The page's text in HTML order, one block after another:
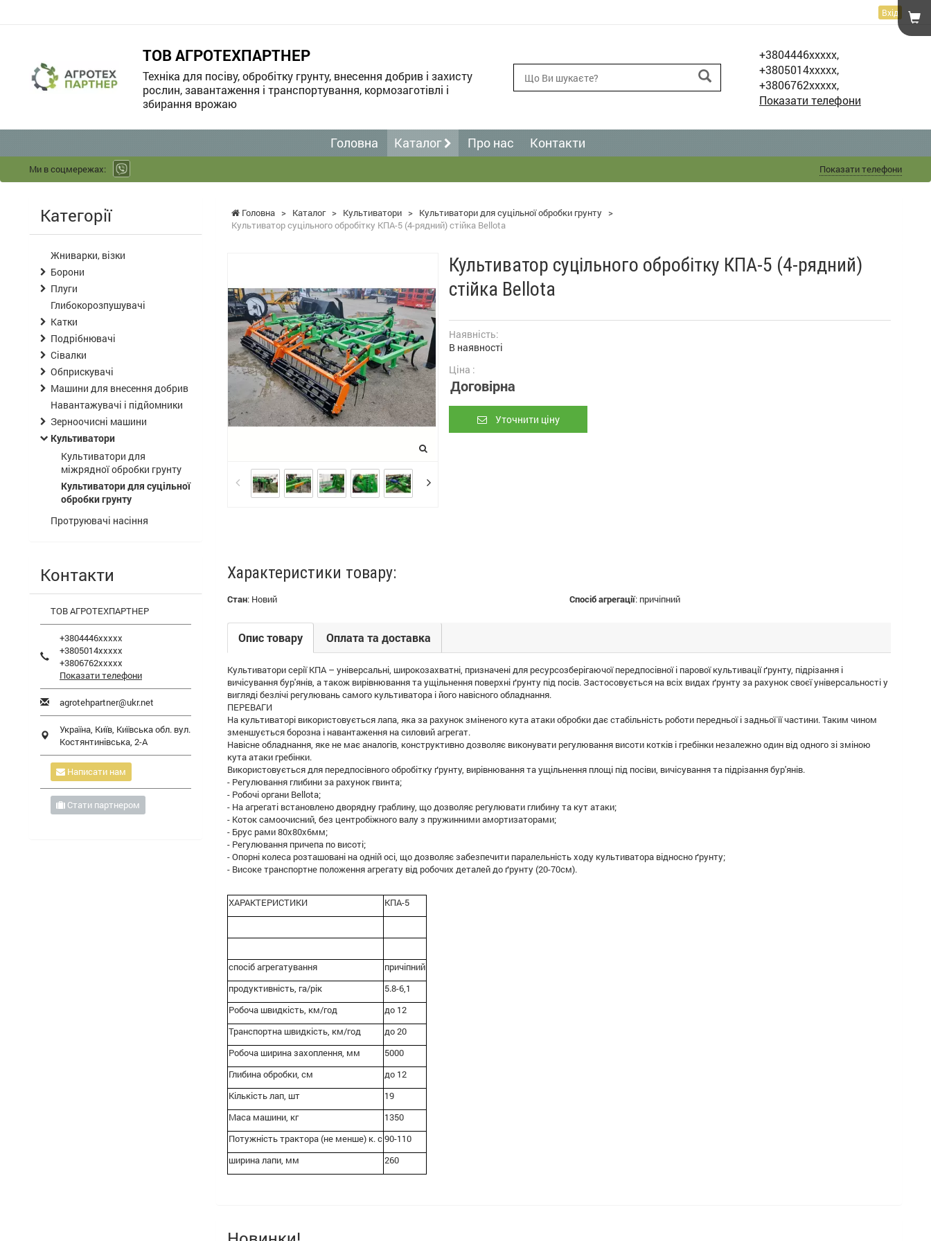
Вхід
ТОВ АГРОТЕХПАРТНЕР
Техніка для посіву, обробітку грунту, внесення добрив і захисту
рослин, завантаження і транспортування, кормозаготівлі і
збирання врожаю
+3804446xxxxx,
+3805014xxxxx,
+3806762xxxxx,
Показати телефони
Головна Каталог Про нас Контакти
Ми в соцмережах: Показати телефони
Головна > Каталог > Культиватори > Культиватори для суцільної обробки грунту >
Культиватор суцільного обробітку КПА-5 (4-рядний) стійка Bellota
Культиватор суцільного обробітку КПА-5 (4-рядний)
стійка Bellota
Наявність:
В наявності
Ціна :
Договірна
Уточнити ціну
Характеристики товару:
Стан: Новий Спосіб агрегації: причіпний
Опис товару Оплата та доставка
Культиватори серії КПА – універсальні, широкозахватні, призначені для ресурсозберігаючої передпосівної і парової культивації ґрунту, підрізання і
вичісування бур'янів, а також вирівнювання та ущільнення поверхні ґрунту під посів. Застосовується на всіх видах ґрунту за рахунок своєї універсальності у
вигляді безлічі регулювань самого культиватора і його навісного обладнання.
ПЕРЕВАГИ
На культиваторі використовується лапа, яка за рахунок зміненого кута атаки обробки дає стабільність роботи передньої і задньої її частини. Таким чином
зменшується борозна і навантаження на силовий агрегат.
Навісне обладнання, яке не має аналогів, конструктивно дозволяє виконувати регулювання висоти котків і гребінки незалежно один від одного зі зміною
кута атаки гребінки.
Використовується для передпосівного обробітку ґрунту, вирівнювання та ущільнення площі під посіви, вичісування та підрізання бур'янів.
- Регулювання глибини за рахунок гвинта;
- Робочі органи Bellota;
- На агрегаті встановлено дворядну граблину, що дозволяє регулювати глибину та кут атаки;
- Коток самоочисний, без центробіжного валу з пружинними амортизаторами;
- Брус рами 80х80х6мм;
- Регулювання причепа по висоті;
- Опорні колеса розташовані на одній осі, що дозволяє забезпечити паралельність ходу культиватора відносно ґрунту;
- Високе транспортне положення агрегату від робочих деталей до ґрунту (20-70см).
ХАРАКТЕРИСТИКИ КПА-5
спосіб агрегатування
причіпний
продуктивність, га/рік
5.8-6,1
Робоча швидкість, км/год
до 12
Транспортна швидкість, км/год
до 20
Робоча ширина захоплення, мм
5000
Глибина обробки, см
до 12
Кількість лап, шт
19
Маса машини, кг
1350
Потужність трактора (не менше) к. с90-110
ширина лапи, мм
260
Категорії
Жниварки, візки
Борони
Плуги
Глибокорозпушувачі
Катки
Подрібнювачі
Сівалки
Обприскувачі
Машини для внесення добрив
Навантажувачі і підйомники
Зерноочисні машини
Культиватори
Культиватори для
міжрядної обробки грунту
Культиватори для суцільної
обробки грунту
Протруювачі насіння
Контакти
ТОВ АГРОТЕХПАРТНЕР
+3804446xxxxx
+3805014xxxxx
+3806762xxxxx
Показати телефони
agrotehpartner@ukr.net
Україна, Київ, Київська обл. вул.
Костянтинівська, 2-А
Написати нам
Стати партнером